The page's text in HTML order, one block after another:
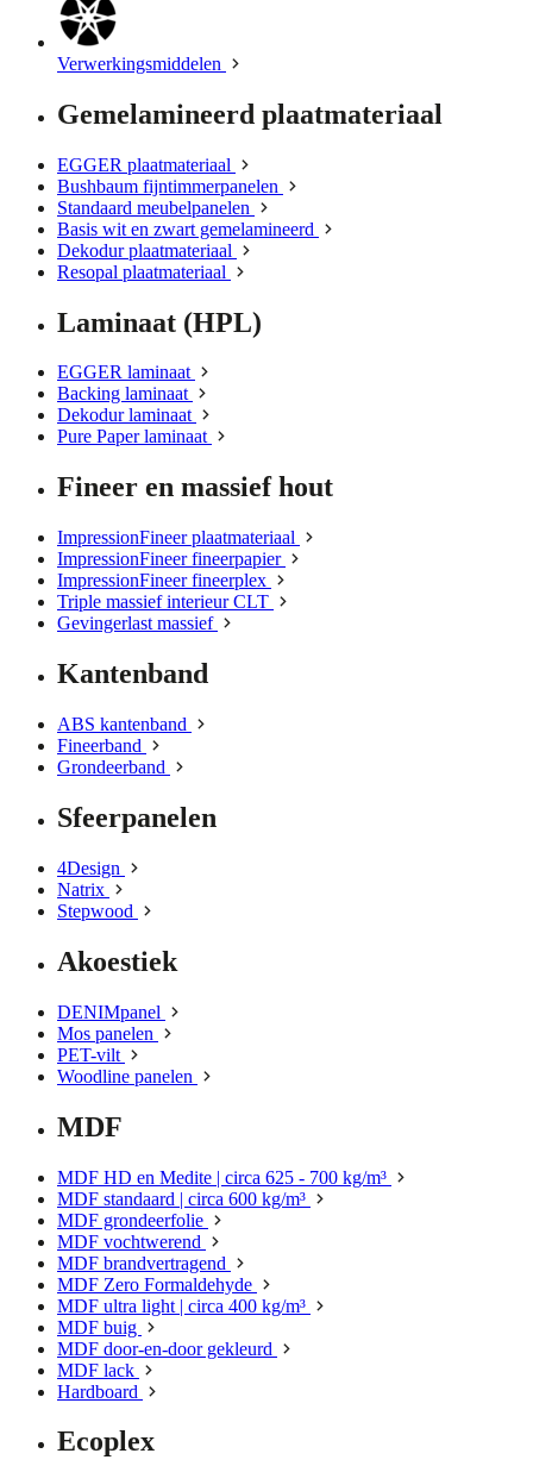
Verwerkingsmiddelen
Gemelamineerd plaatmateriaal
EGGER plaatmateriaal
Bushbaum fijntimmerpanelen
Standaard meubelpanelen
Basis wit en zwart gemelamineerd
Dekodur plaatmateriaal
Resopal plaatmateriaal
Laminaat (HPL)
EGGER laminaat
Backing laminaat
Dekodur laminaat
Pure Paper laminaat
Fineer en massief hout
ImpressionFineer plaatmateriaal
ImpressionFineer fineerpapier
ImpressionFineer fineerplex
Triple massief interieur CLT
Gevingerlast massief
Kantenband
ABS kantenband
Fineerband
Grondeerband
Sfeerpanelen
4Design
Natrix
Stepwood
Akoestiek
DENIMpanel
Mos panelen
PET-vilt
Woodline panelen
MDF
MDF HD en Medite | circa 625 - 700 kg/m³
MDF standaard | circa 600 kg/m³
MDF grondeerfolie
MDF vochtwerend
MDF brandvertragend
MDF Zero Formaldehyde
MDF ultra light | circa 400 kg/m³
MDF buig
MDF door-en-door gekleurd
MDF lack
Hardboard
Ecoplex